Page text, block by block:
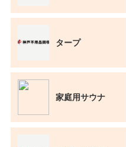
タープ
家庭用サウナ